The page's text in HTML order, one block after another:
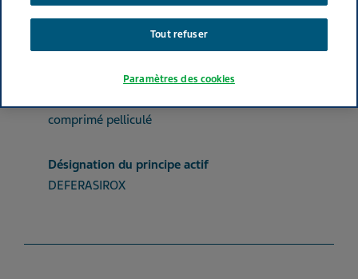
TOUS AUTRES MÉDICAMENTS DEFERASIROX
comprimé pelliculé
Désignation du principe actif
DEFERASIROX
Tout refuser
Paramètres des cookies